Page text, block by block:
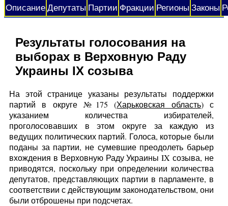
Описание Депутаты Партии Фракции Регионы Законы
Результаты голосования на
выборах в Верховную Раду
Украины IX созыва
На этой странице указаны результаты поддержки
партий в округе №175 (Харьковская область) с
указанием количества избирателей,
проголосовавших в этом округе за каждую из
ведущих политических партий. Голоса, которые были
поданы за партии, не сумевшие преодолеть барьер
вхождения в Верховную Раду Украины IX созыва, не
приводятся, поскольку при определении количества
депутатов, представляющих партии в парламенте, в
соответствии с действующим законодательством, они
были отброшены при подсчетах.